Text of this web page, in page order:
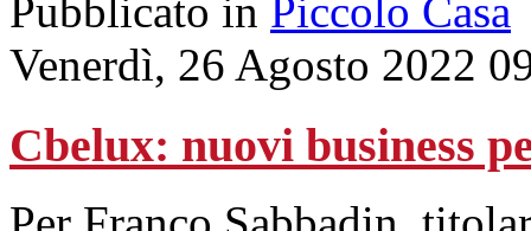
Pubblicato in Piccolo Casa
Venerdì, 26 Agosto 2022
Cbelux: nuovi business